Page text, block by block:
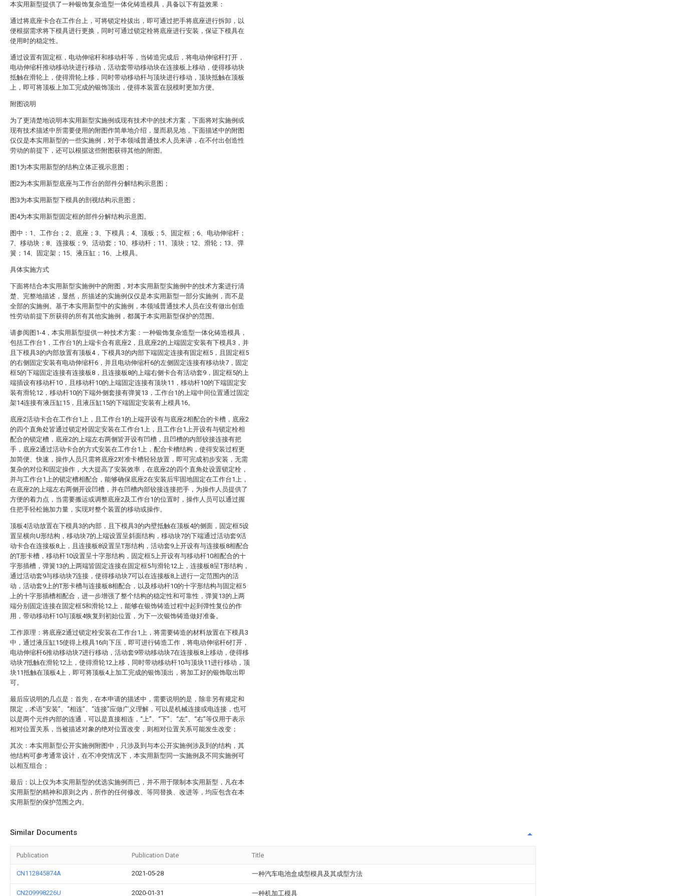
本实用新型提供了一种银饰复杂造型一体化铸造模具，具备以下有益效果：
通过将底座卡合在工作台上，可将锁定栓拔出，即可通过把手将底座进行拆卸，以
便根据需求将下模具进行更换，同时可通过锁定栓将底座进行安装，保证下模具在
使用时的稳定性。
通过设置有固定框，电动伸缩杆和移动杆等，当铸造完成后，将电动伸缩杆打开，
电动伸缩杆推动移动块进行移动，活动套带动移动块在连接板上移动，使得移动块
抵触在滑轮上，使得滑轮上移，同时带动移动杆与顶块进行移动，顶块抵触在顶板
上，即可将顶板上加工完成的银饰顶出，使得本装置在脱模时更加方便。
附图说明
为了更清楚地说明本实用新型实施例或现有技术中的技术方案，下面将对实施例或
现有技术描述中所需要使用的附图作简单地介绍，显而易见地，下面描述中的附图
仅仅是本实用新型的一些实施例，对于本领域普通技术人员来讲，在不付出创造性
劳动的前提下，还可以根据这些附图获得其他的附图。
图1为本实用新型的结构立体正视示意图；
图2为本实用新型底座与工作台的部件分解结构示意图；
图3为本实用新型下模具的剖视结构示意图；
图4为本实用新型固定框的部件分解结构示意图。
图中：1、工作台；2、底座；3、下模具；4、顶板；5、固定框；6、电动伸缩杆；
7、移动块；8、连接板；9、活动套；10、移动杆；11、顶块；12、滑轮；13、弹
簧；14、固定架；15、液压缸；16、上模具。
具体实施方式
下面将结合本实用新型实施例中的附图，对本实用新型实施例中的技术方案进行清
楚、完整地描述，显然，所描述的实施例仅仅是本实用新型一部分实施例，而不是
全部的实施例。基于本实用新型中的实施例，本领域普通技术人员在没有做出创造
性劳动前提下所获得的所有其他实施例，都属于本实用新型保护的范围。
请参阅图1-4，本实用新型提供一种技术方案：一种银饰复杂造型一体化铸造模具，
包括工作台1，工作台1的上端卡合有底座2，且底座2的上端固定安装有下模具3，并
且下模具3的内部放置有顶板4，下模具3的内部下端固定连接有固定框5，且固定框5
的右侧固定安装有电动伸缩杆6，并且电动伸缩杆6的左侧固定连接有移动块7，固定
框5的下端固定连接有连接板8，且连接板8的上端右侧卡合有活动套9，固定框5的上
端插设有移动杆10，且移动杆10的上端固定连接有顶块11，移动杆10的下端固定安
装有滑轮12，移动杆10的下端外侧套接有弹簧13，工作台1的上端中间位置通过固定
架14连接有液压缸15，且液压缸15的下端固定安装有上模具16。
底座2活动卡合在工作台1上，且工作台1的上端开设有与底座2相配合的卡槽，底座2
的四个直角处皆通过锁定栓固定安装在工作台1上，且工作台1上开设有与锁定栓相
配合的锁定槽，底座2的上端左右两侧皆开设有凹槽，且凹槽的内部铰接连接有把
手，底座2通过活动卡合的方式安装在工作台1上，配合卡槽结构，使得安装过程更
加简便、快速，操作人员只需将底座2对准卡槽轻轻放置，即可完成初步安装，无需
复杂的对位和固定操作，大大提高了安装效率，在底座2的四个直角处设置锁定栓，
并与工作台1上的锁定槽相配合，能够确保底座2在安装后牢固地固定在工作台1上，
在底座2的上端左右两侧开设凹槽，并在凹槽内部铰接连接把手，为操作人员提供了
方便的着力点，当需要搬运或调整底座2及工作台1的位置时，操作人员可以通过握
住把手轻松施加力量，实现对整个装置的移动或操作。
顶板4活动放置在下模具3的内部，且下模具3的内壁抵触在顶板4的侧面，固定框5设
置呈横向U形结构，移动块7的上端设置呈斜面结构，移动块7的下端通过活动套9活
动卡合在连接板8上，且连接板8设置呈T形结构，活动套9上开设有与连接板8相配合
的T形卡槽，移动杆10设置呈十字形结构，固定框5上开设有与移动杆10相配合的十
字形插槽，弹簧13的上两端皆固定连接在固定框5与滑轮12上，连接板8呈T形结构，
通过活动套9与移动块7连接，使得移动块7可以在连接板8上进行一定范围内的活
动，活动套9上的T形卡槽与连接板8相配合，以及移动杆10的十字形结构与固定框5
上的十字形插槽相配合，进一步增强了整个结构的稳定性和可靠性，弹簧13的上两
端分别固定连接在固定框5和滑轮12上，能够在银饰铸造过程中起到弹性复位的作
用，带动移动杆10与顶板4恢复到初始位置，为下一次银饰铸造做好准备。
工作原理：将底座2通过锁定栓安装在工作台1上，将需要铸造的材料放置在下模具3
中，通过液压缸15使得上模具16向下压，即可进行铸造工作，将电动伸缩杆6打开，
电动伸缩杆6推动移动块7进行移动，活动套9带动移动块7在连接板8上移动，使得移
动块7抵触在滑轮12上，使得滑轮12上移，同时带动移动杆10与顶块11进行移动，顶
块11抵触在顶板4上，即可将顶板4上加工完成的银饰顶出，将加工好的银饰取出即
可。
最后应说明的几点是：首先，在本申请的描述中，需要说明的是，除非另有规定和
限定，术语“安装”、“相连”、“连接”应做广义理解，可以是机械连接或电连接，也可
以是两个元件内部的连通，可以是直接相连，“上”、“下”、“左”、“右”等仅用于表示
相对位置关系，当被描述对象的绝对位置改变，则相对位置关系可能发生改变；
其次：本实用新型公开实施例附图中，只涉及到与本公开实施例涉及到的结构，其
他结构可参考通常设计，在不冲突情况下，本实用新型同一实施例及不同实施例可
以相互组合；
最后：以上仅为本实用新型的优选实施例而已，并不用于限制本实用新型，凡在本
实用新型的精神和原则之内，所作的任何修改、等同替换、改进等，均应包含在本
实用新型的保护范围之内。
Similar Documents
Publication Publication Date Title
CN112845874A 2021-05-28 一种汽车电池盒成型模具及其成型方法
CN209998226U 2020-01-31 一种机加工模具